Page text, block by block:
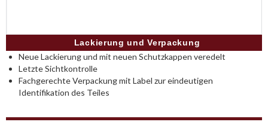
Lackierung und Verpackung
Neue Lackierung und mit neuen Schutzkappen veredelt
Letzte Sichtkontrolle
Fachgerechte Verpackung mit Label zur eindeutigen
Identifikation des Teiles